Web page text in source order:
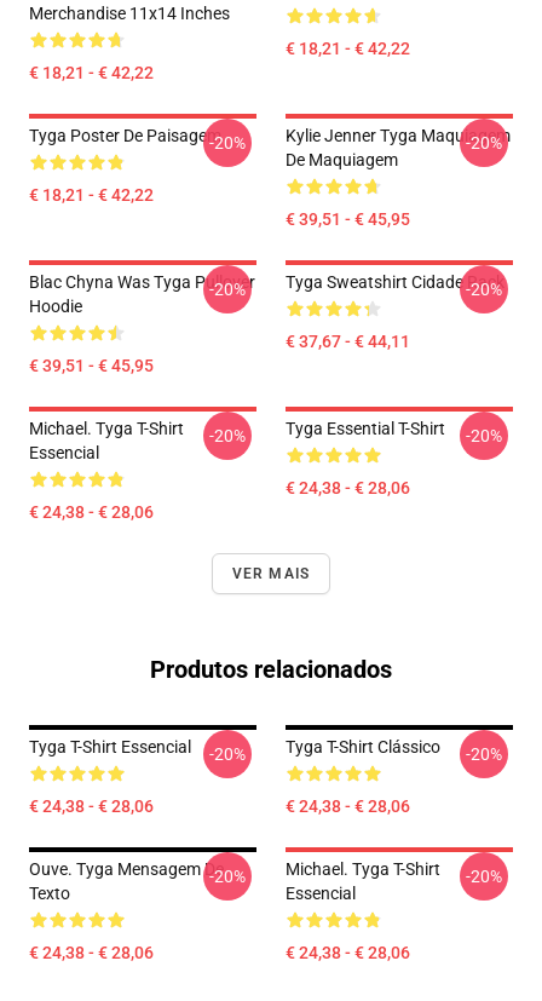
Merchandise 11x14 Inches
€ 18,21 - € 42,22
€ 18,21 - € 42,22
Tyga Poster De Paisagem
€ 18,21 - € 42,22
-20%
Kylie Jenner Tyga Maquiagem
De Maquiagem
€ 39,51 - € 45,95
-20%
Blac Chyna Was Tyga Pullover
Hoodie
€ 39,51 - € 45,95
-20% Tyga Sweatshirt Cidade Rack
€ 37,67 - € 44,11
-20%
Michael. Tyga T-Shirt
Essencial
€ 24,38 - € 28,06
-20% Tyga Essential T-Shirt
€ 24,38 - € 28,06
-20%
VER MAIS
Produtos relacionados
Tyga T-Shirt Essencial
€ 24,38 - € 28,06
-20% Tyga T-Shirt Clássico
€ 24,38 - € 28,06
-20%
Ouve. Tyga Mensagem De
Texto
€ 24,38 - € 28,06
-20%
Michael. Tyga T-Shirt
Essencial
€ 24,38 - € 28,06
-20%